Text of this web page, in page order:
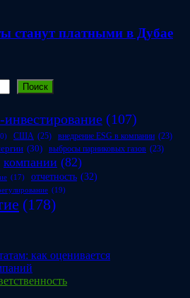
станут платными в Дубае
Поиск
инвестирование (107)
США (25) внедрение ESG в компании (23)
(30) выбросы парниковых газов (23)
компании (82)
(17) отчетность (32)
(19)
(178)